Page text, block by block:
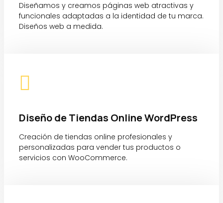
Diseñamos y creamos páginas web atractivas y
funcionales adaptadas a la identidad de tu marca.
Diseños web a medida.

Diseño de Tiendas Online WordPress
Creación de tiendas online profesionales y
personalizadas para vender tus productos o
servicios con WooCommerce.